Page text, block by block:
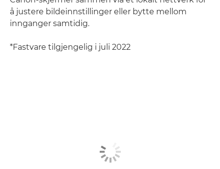
å justere bildeinnstillinger eller bytte mellom
innganger samtidig.
*Fastvare tilgjengelig i juli 2022